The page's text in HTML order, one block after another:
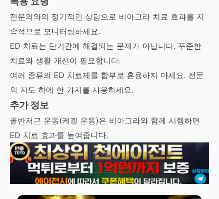
전문의와의 정기적인 상담으로 비아그라 치료 효과를 지
속적으로 모니터링하세요.
ED 치료는 단기간에 해결되는 문제가 아닙니다. 꾸준한
치료와 생활 개선이 필요합니다.
여러 종류의 ED 치료제를 함부로 혼용하지 마세요. 전문
의 지도 하에 한 가지를 사용하세요.
추가 정보
골반저근 운동(케겔 운동)은 비아그라와 함께 시행하면
ED 치료 효과를 높여줍니다.